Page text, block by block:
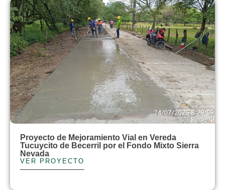
Proyecto de Mejoramiento Vial en Vereda
Tucuycito de Becerril por el Fondo Mixto Sierra
Nevada
VER PROYECTO